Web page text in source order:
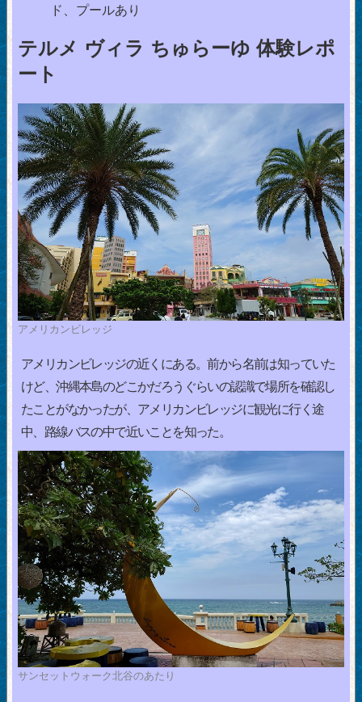
ド、プールあり
テルメ ヴィラ ちゅらーゆ 体験レポ
ート
アメリカンビレッジ
アメリカンビレッジの近くにある。前から名前は知っていた
けど、沖縄本島のどこかだろうぐらいの認識で場所を確認し
たことがなかったが、アメリカンビレッジに観光に行く途
中、路線バスの中で近いことを知った。
サンセットウォーク北谷のあたり